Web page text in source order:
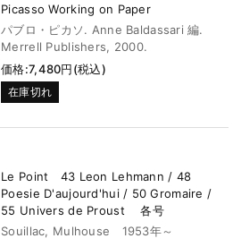
Picasso Working on Paper
パブロ・ピカソ. Anne Baldassari 編.
Merrell Publishers, 2000.
価格:7,480円(税込)
在庫切れ
Le Point 43 Leon Lehmann / 48
Poesie D'aujourd'hui / 50 Gromaire /
55 Univers de Proust 各号
Souillac, Mulhouse 1953年～